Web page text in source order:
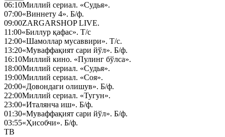
06:10Миллий сериал. «Судья».
07:00«Виннету 4». Б/ф.
09:00ZARGARSHOP LIVE.
11:00«Биллур қафас». Т/с
12:00«Шамоллар мусаввири». Т/с.
13:20«Муваффақият сари йўл». Б/ф.
16:10Миллий кино. «Пулинг бўлса».
18:00Миллий сериал. «Судья».
19:00Миллий сериал. «Соя».
20:00«Довондаги олишув». Б/ф.
22:00Миллий сериал. «Тугун».
23:00«Италянча иш». Б/ф.
01:30«Муваффақият сари йўл». Б/ф.
03:55«Ҳисобчи». Б/ф.
ТВ